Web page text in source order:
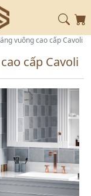
vuông cao cấp Cavoli
cấp Cavoli